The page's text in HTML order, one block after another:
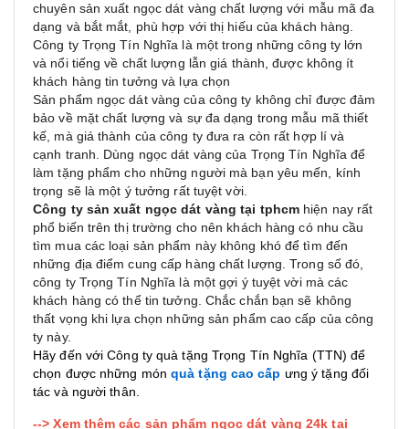
chuyên sản xuất ngọc dát vàng chất lượng với mẫu mã đa
dạng và bắt mắt, phù hợp với thị hiếu của khách hàng.
Công ty Trọng Tín Nghĩa là một trong những công ty lớn
và nổi tiếng về chất lượng lẫn giá thành, được không ít
khách hàng tin tưởng và lựa chọn
Sản phẩm ngọc dát vàng của công ty không chỉ được đảm
bảo về mặt chất lượng và sự đa dạng trong mẫu mã thiết
kế, mà giá thành của công ty đưa ra còn rất hợp lí và
cạnh tranh. Dùng ngọc dát vàng của Trọng Tín Nghĩa để
làm tặng phẩm cho những người mà bạn yêu mến, kính
trọng sẽ là một ý tưởng rất tuyệt vời.
Công ty sản xuất ngọc dát vàng tại tphcm hiện nay rất
phổ biến trên thị trường cho nên khách hàng có nhu cầu
tìm mua các loại sản phẩm này không khó để tìm đến
những địa điểm cung cấp hàng chất lượng. Trong số đó,
công ty Trọng Tín Nghĩa là một gợi ý tuyệt vời mà các
khách hàng có thể tin tưởng. Chắc chắn bạn sẽ không
thất vọng khi lựa chọn những sản phẩm cao cấp của công
ty này.
Hãy đến vớiCông ty quà tặng Trọng Tín Nghĩa (TTN) để
chọn được những món quà tặng cao cấp ưng ý tặng đối
tác và người thân.
--> Xem thêm các sản phẩm ngọc dát vàng 24k tại